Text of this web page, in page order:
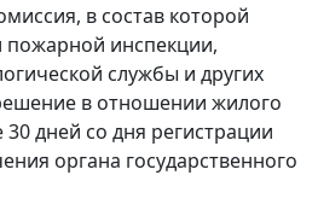
в состав которой
пожарной инспекции,
службы и других
в отношении жилого
дней со дня регистрации
органа государственного